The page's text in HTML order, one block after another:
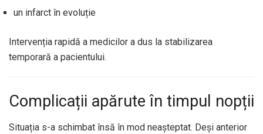
un infarct în evoluție
Intervenția rapidă a medicilor a dus la stabilizarea
temporară a pacientului.
Complicații apărute în timpul nopții
Situația s-a schimbat însă în mod neașteptat. Deși anterior